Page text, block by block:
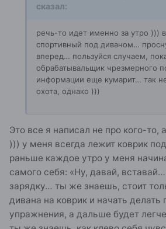
сказал:
речь-то идет именно за утро )))
спортивный под диваном…
вперед… пользуйся случаем,
обрабатывальщик чрезмерного
информации еще кумарит… так
охота, однако )))
Это все я написал не про кого-то,
))) у меня всегда лежит коврик
раньше каждое утро у меня
самого себя: «Ну, давай,
зарядку… ты же знаешь, стоит
дивана на коврик и начать делать
упражнения, а дальше будет